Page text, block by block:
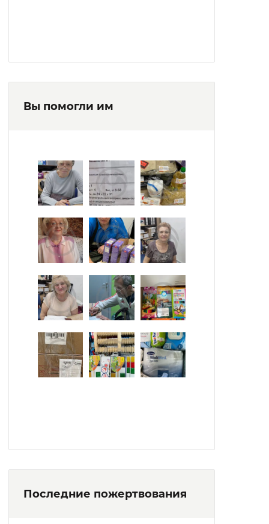
Вы помогли им
Последние пожертвования